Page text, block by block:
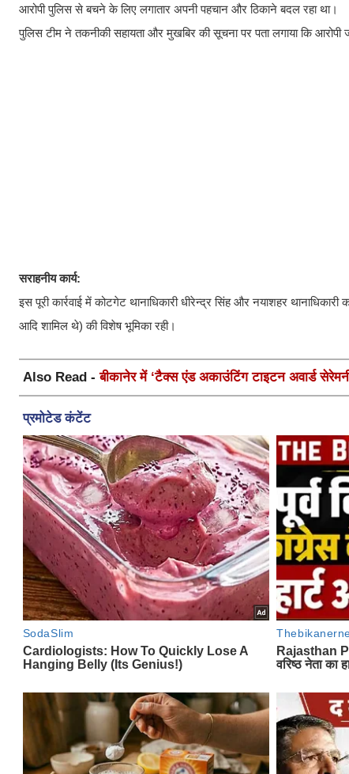
आरोपी पुलिस से बचने के लिए लगातार अपनी पहचान और ठिकाने बदल रहा था।
​पुलिस टीम ने तकनीकी सहायता और मुखबिर की सूचना पर पता लगाया कि
सराहनीय कार्य:
इस पूरी कार्रवाई में कोटगेट थानाधिकारी धीरेन्द्र सिंह और नयाशहर
आदि शामिल थे) की विशेष भूमिका रही।
Also Read -बीकानेर में ‘टैक्स एंड अकाउंटिंग टाइटन अवार्ड